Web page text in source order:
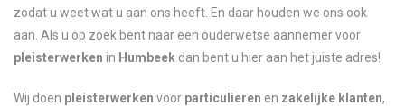
zodat u weet wat u aan ons heeft. En daar houden we ons ook
aan. Als u op zoek bent naar een ouderwetse aannemer voor
pleisterwerken in Humbeek dan bent u hier aan het juiste adres!
Wij doen pleisterwerken voor particulieren en zakelijke klanten,